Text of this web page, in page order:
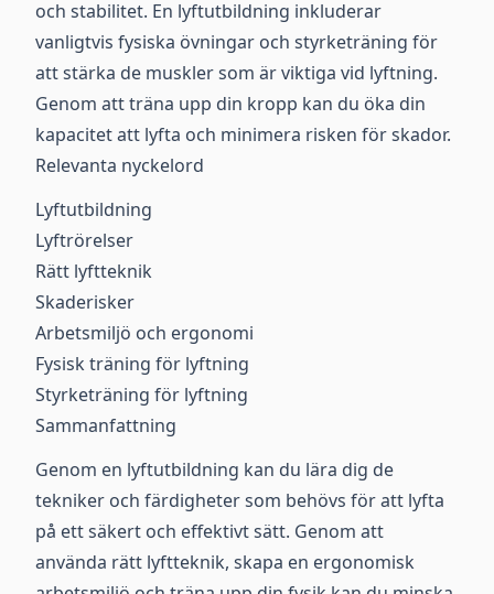
och stabilitet. En lyftutbildning inkluderar
vanligtvis fysiska övningar och styrketräning för
att stärka de muskler som är viktiga vid lyftning.
Genom att träna upp din kropp kan du öka din
kapacitet att lyfta och minimera risken för skador.
Relevanta nyckelord
Lyftutbildning
Lyftrörelser
Rätt lyftteknik
Skaderisker
Arbetsmiljö och ergonomi
Fysisk träning för lyftning
Styrketräning för lyftning
Sammanfattning
Genom en lyftutbildning kan du lära dig de
tekniker och färdigheter som behövs för att lyfta
på ett säkert och effektivt sätt. Genom att
använda rätt lyftteknik, skapa en ergonomisk